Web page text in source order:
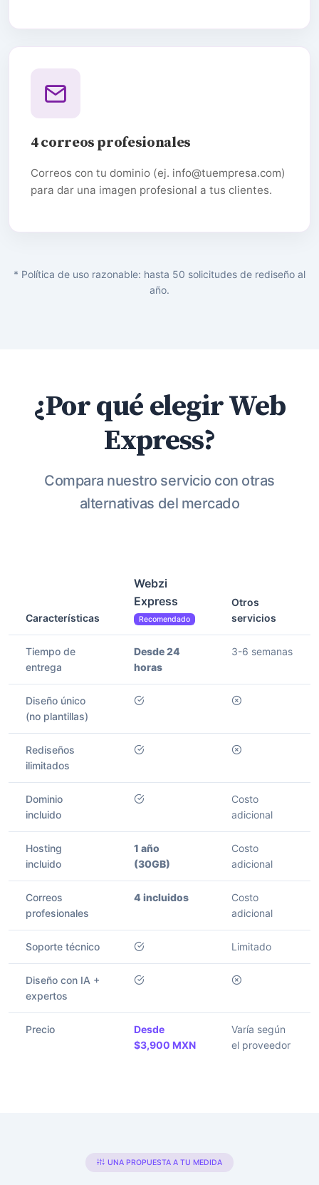
4 correos profesionales
Correos con tu dominio (ej. info@tuempresa.com)
para dar una imagen profesional a tus clientes.
* Política de uso razonable: hasta 50 solicitudes de rediseño al
año.
¿Por qué elegir Web
Express?
Compara nuestro servicio con otras
alternativas del mercado
Características
Webzi
Express
Recomendado
Otros
servicios
Tiempo de
entrega
Desde 24
horas
3-6 semanas
Diseño único
(no plantillas)
Rediseños
ilimitados
Dominio
incluido
Costo
adicional
Hosting
incluido
1 año
(30GB)
Costo
adicional
Correos
profesionales
4 incluidos
Costo
adicional
Soporte técnico Limitado
Diseño con IA +
expertos
Precio
Desde
$3,900 MXN
Varía según
el proveedor
UNA PROPUESTA A TU MEDIDA